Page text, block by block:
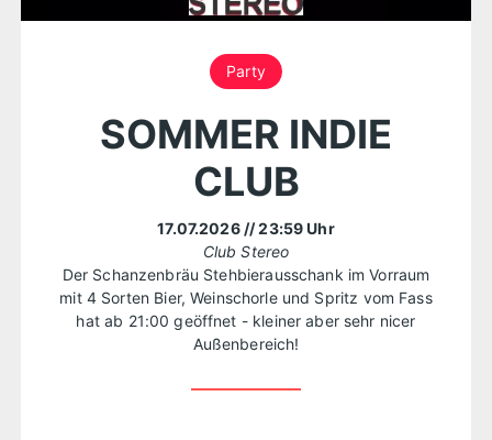
Party
SOMMER INDIE
CLUB
17.07.2026 // 23:59 Uhr
Club Stereo
Der Schanzenbräu Stehbierausschank im Vorraum
mit 4 Sorten Bier, Weinschorle und Spritz vom Fass
hat ab 21:00 geöffnet - kleiner aber sehr nicer
Außenbereich!